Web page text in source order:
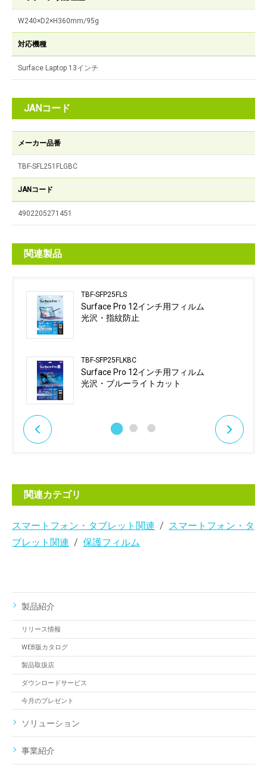
W240×D2×H360mm/95g
対応機種
Surface Laptop 13インチ
JANコード
メーカー品番
TBF-SFL251FLGBC
JANコード
4902205271451
関連製品
TBF-SFP25FLS
Surface Pro 12インチ用フィルム
光沢・指紋防止
TBF-SFP25FLKBC
Surface Pro 12インチ用フィルム
光沢・ブルーライトカット
関連カテゴリ
スマートフォン・タブレット関連
スマートフォン・タ
ブレット関連
保護フィルム
製品紹介
リリース情報
WEB版カタログ
製品取扱店
ダウンロードサービス
今月のプレゼント
ソリューション
事業紹介